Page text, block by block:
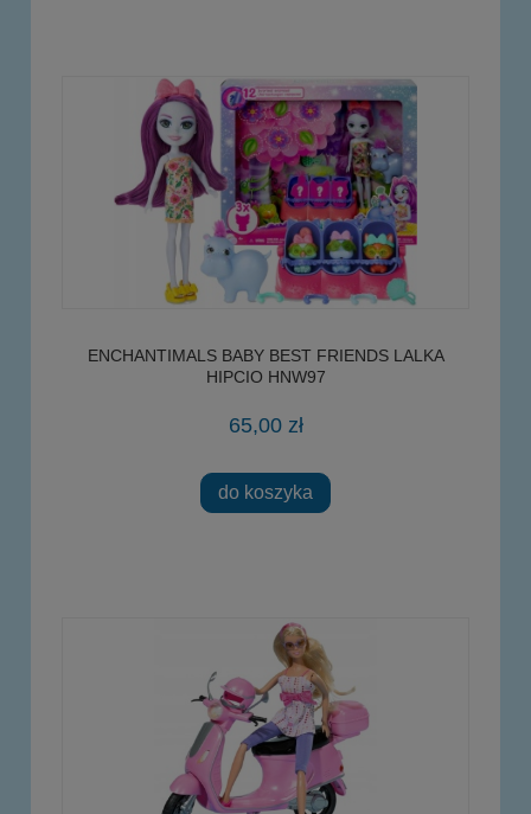
ENCHANTIMALS BABY BEST FRIENDS LALKA
HIPCIO HNW97
65,00 zł
do koszyka